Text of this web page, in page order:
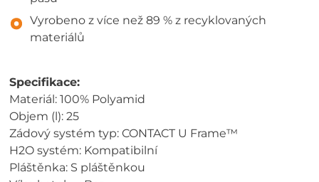
Vyrobeno z více než 89 % z recyklovaných
materiálů
Specifikace:
Materiál: 100% Polyamid
Objem (l): 25
Zádový systém typ: CONTACT U Frame™
H2O systém: Kompatibilní
Pláštěnka: S pláštěnkou